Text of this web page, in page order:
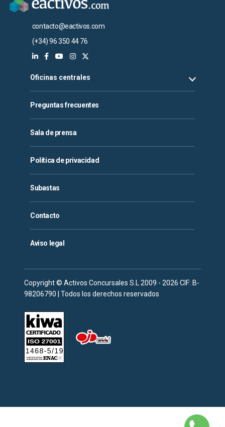
contacto@eactivos.com
(+34) 96 350 44 76
Oficinas centrales
Preguntas frecuentes
Sala de prensa
Política de privacidad
Subastas
Contacto
Aviso legal
Copyright © Activos Concursales S.L 2009 - 2026 CIF: B-
98206790 | Todos los derechos reservados